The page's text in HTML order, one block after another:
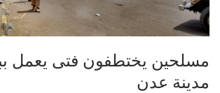
مسلحين يختطفون فتى يعمل
مدينة عدن